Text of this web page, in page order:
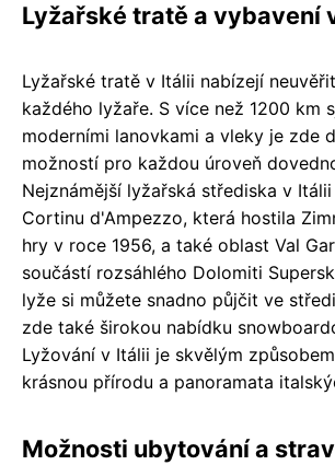
Lyžařské tratě a vybavení
Lyžařské tratě v Itálii nabízejí
každého lyžaře. S více než 1200 km
moderními lanovkami a vleky je zde
možností pro každou úroveň
Nejznámější lyžařská střediska v
Cortinu d'Ampezzo, která hostila
hry v roce 1956, a také oblast Val
součástí rozsáhlého Dolomiti
lyže si můžete snadno půjčit ve
zde také širokou nabídku
Lyžování v Itálii je skvělým
krásnou přírodu a panoramata
Možnosti ubytování a